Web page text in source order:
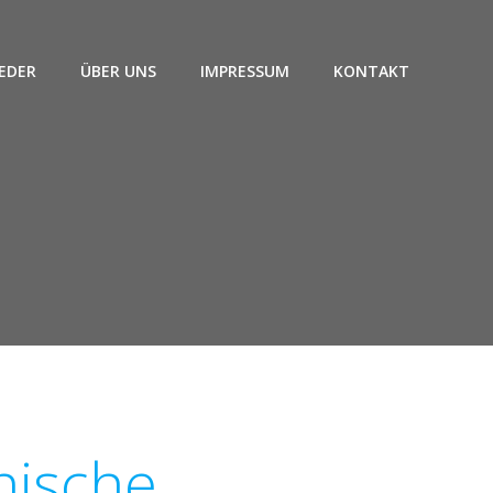
ÜBER UNS IMPRESSUM KONTAKT